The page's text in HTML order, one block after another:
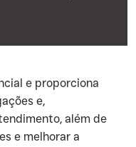
e proporciona
e,
além de
e melhorar a